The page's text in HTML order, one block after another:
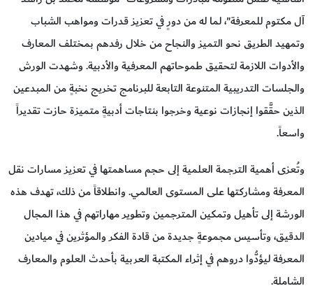
آل مكتوم للمعرفة"، لما له من دورٍ في تعزيز قدرات ومواهب الشباب
وتمهيد الطريق نحو التميز والنجاح من خلال رفدهم بمختلف المعارف
والأدوات اللازمة لتحقيق طموحاتهم المعرفية والأدبية. وشهدت الورش
والجلسات التدريبية المتنوعة التابعة للبرنامج تخريج نخبةٍ من المبدعين
الذين حقَّقوا إنجازات نوعية وخرجوا بنتاجات أدبيةٍ متميزة حازت تقديراً
واسعاً.
وتُعزى أهمية الترجمة العلمية إلى حجم مساهمتها في تعزيز مسارات نقل
المعرفة ومشاركتها على المستوى العالمي. وانطلاقاً من ذلك، تهدف هذه
الورشة إلى تأهيل وتمكين المترجمين وتطوير مهاراتهم في هذا المجال
الدقيق، وتأسيس مجموعةٍ جديدة من قادة الفكر والمؤثرين في ميادين
المعرفة ليؤدُّوا دروهم في إثراء المكتبة العربية بأحدث العلوم والمعارف
الشاملة.